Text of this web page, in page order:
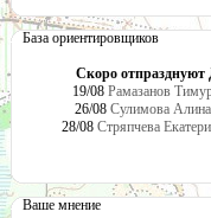
База ориентировщиков
Скоро отпразднуют
19/08 Рамазанов
26/08 Сулимова Алина
28/08 Стряпчева
Ваше мнение